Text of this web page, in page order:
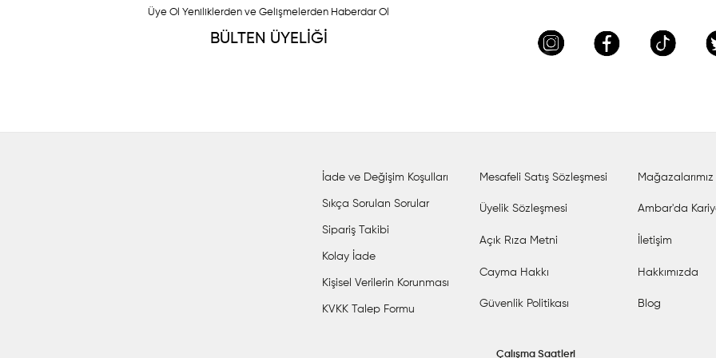
Üye Ol Yeniliklerden ve Gelişmelerden Haberdar Ol
BÜLTEN ÜYELİĞİ
İade ve Değişim Koşulları
Sıkça Sorulan Sorular
Sipariş Takibi
Kolay İade
Kişisel Verilerin Korunması
KVKK Talep Formu
Mesafeli Satış Sözleşmesi
Üyelik Sözleşmesi
Açık Rıza Metni
Cayma Hakkı
Güvenlik Politikası
Mağazalarımız
Ambar'da
İletişim
Hakkımızda
Blog
Çalışma Saatleri